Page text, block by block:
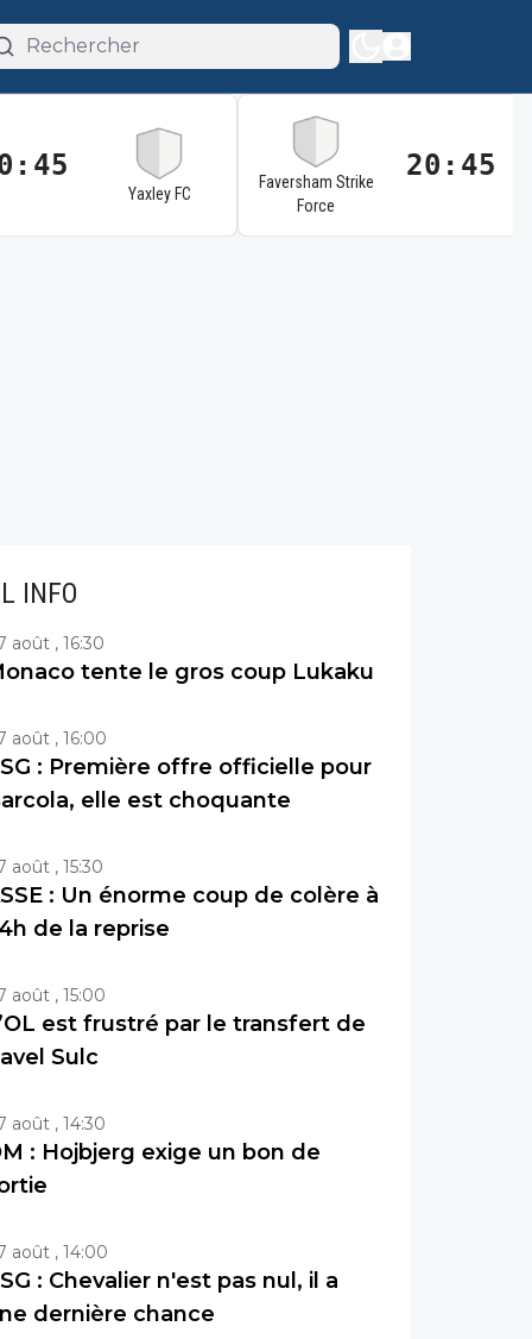
Yaxley FC
Faversham Strike
Force
20:45
INFO
août , 16:30
tente le gros coup Lukaku
août , 16:00
: Première offre officielle pour
elle est choquante
août , 15:30
: Un énorme coup de colère à
de la reprise
août , 15:00
est frustré par le transfert de
Sulc
août , 14:30
: Hojbjerg exige un bon de
août , 14:00
: Chevalier n'est pas nul, il a
dernière chance